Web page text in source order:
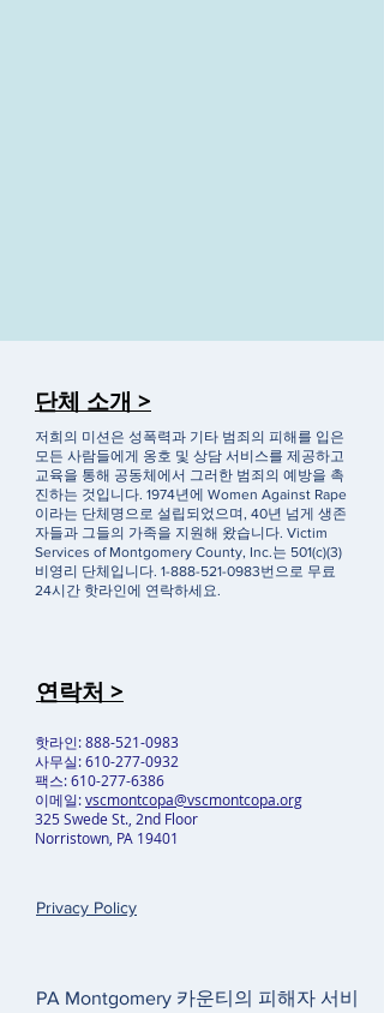
단체 소개 >
저희의 미션은 성폭력과 기타 범죄의 피해를 입은
모든 사람들에게 옹호 및 상담 서비스를 제공하고
교육을 통해 공동체에서 그러한 범죄의 예방을 촉
진하는 것입니다. 1974년에 Women Against Rape
이라는 단체명으로 설립되었으며, 40년 넘게 생존
자들과 그들의 가족을 지원해 왔습니다. Victim
Services of Montgomery County, Inc.는 501(c)(3)
비영리 단체입니다. 1-888-521-0983번으로 무료
24시간 핫라인에 연락하세요.
연락처 >
핫라인:888-521-0983
사무실:610-277-0932
팩스:610-277-6386
이메일:vscmontcopa@vscmontcopa.org
325 Swede St., 2nd Floor
Norristown, PA 19401
Privacy Policy
PA Montgomery 카운티의 피해자 서비